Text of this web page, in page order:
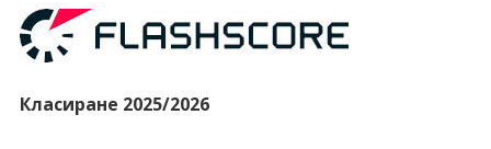
Класиране 2025/2026